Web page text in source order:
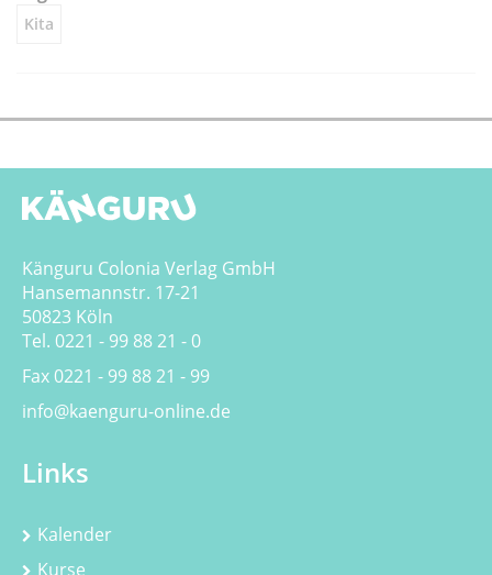
Kita
Känguru Colonia Verlag GmbH
Hansemannstr. 17-21
50823 Köln
Tel. 0221 - 99 88 21 - 0
Fax 0221 - 99 88 21 - 99
info@kaenguru-online.de
Links
Kalender
Kurse